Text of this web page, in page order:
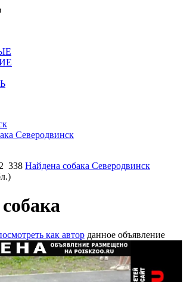
Северодвинск
338 Найдена собака Северодвинск
как автор данное объявление